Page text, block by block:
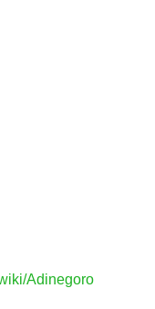
Adinegoro